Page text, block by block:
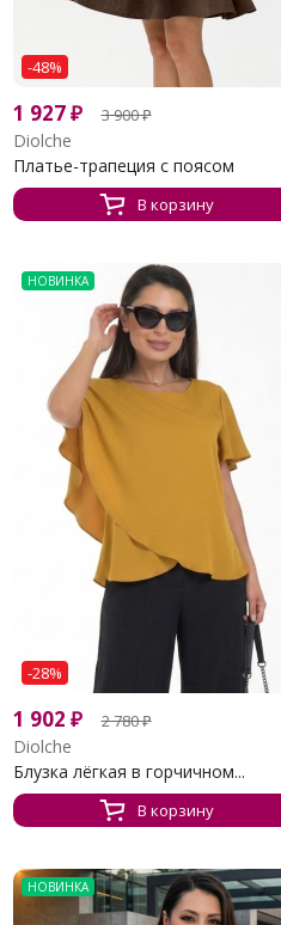
-48%
1 927₽ 3 900₽
Diolche
Платье-трапеция с поясом
В корзину
НОВИНКА
-28%
1 902 ₽ 2 780₽
Diolche
Блузка лёгкая в горчичном...
В корзину
НОВИНКА